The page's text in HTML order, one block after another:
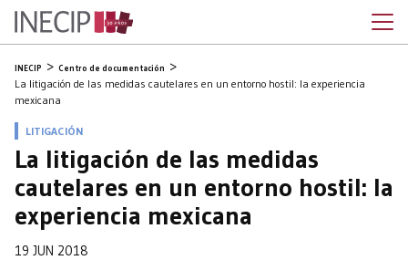
INECIP Centro de documentación
La litigación de las medidas cautelares en un entorno hostil: la experiencia
mexicana
LITIGACIÓN
La litigación de las medidas
cautelares en un entorno hostil: la
experiencia mexicana
19 JUN 2018